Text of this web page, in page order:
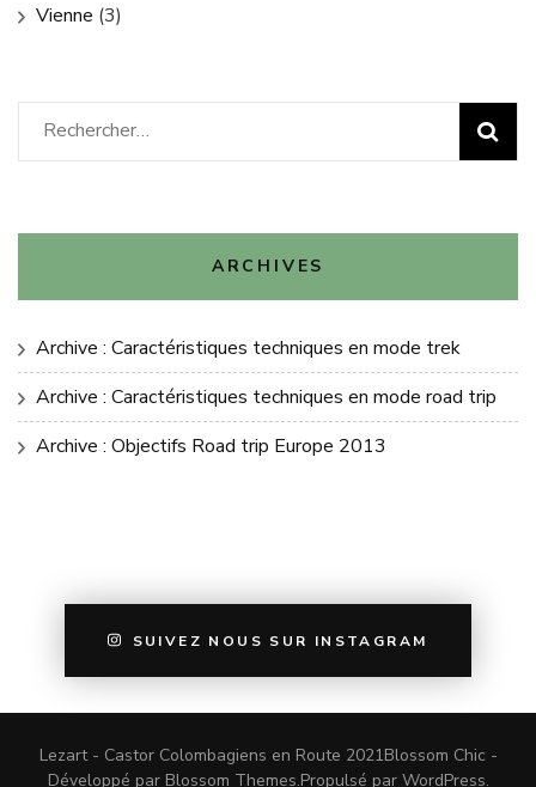
Vienne (3)
Rechercher :
ARCHIVES
Archive : Caractéristiques techniques en mode trek
Archive : Caractéristiques techniques en mode road trip
Archive : Objectifs Road trip Europe 2013
SUIVEZ NOUS SUR INSTAGRAM
Lezart - Castor Colombagiens en Route 2021Blossom Chic -
Développé par Blossom Themes.Propulsé par WordPress.